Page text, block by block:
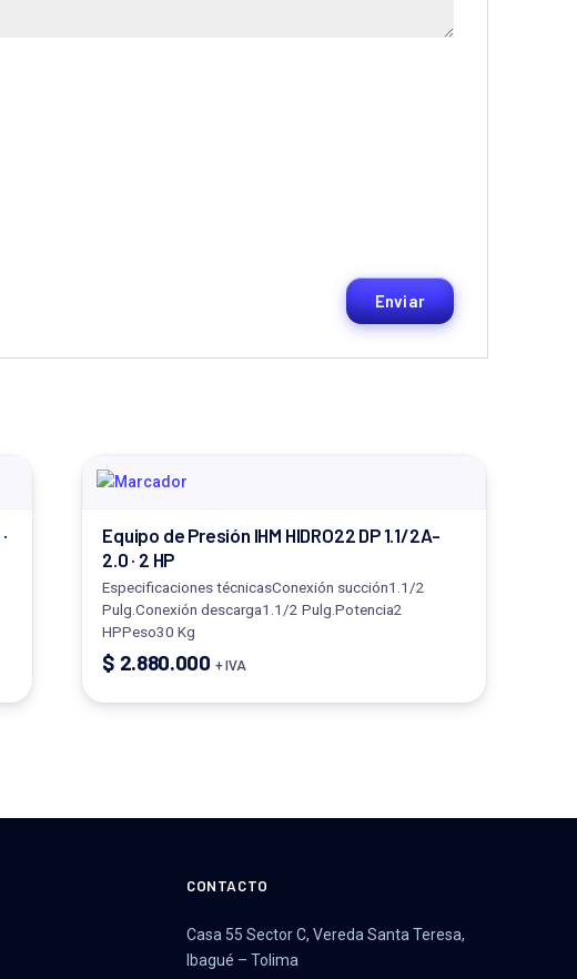
Equipo de Presión IHM HIDRO22 DP 1.1/2A-
2.0 · 2 HP
Especificaciones técnicasConexión succión1.1/2
Pulg.Conexión descarga1.1/2 Pulg.Potencia2
HPPeso30 Kg
$ 2.880.000 + IVA
CONTACTO
Casa 55 Sector C, Vereda Santa Teresa,
Ibagué – Tolima